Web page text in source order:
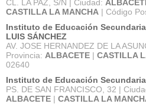
CL. LA PAZ, S/N | Ciudad:
CASTILLA LA MANCHA | Código
Instituto de Educación Secundaria
LUIS SÁNCHEZ
AV. JOSE HERNANDEZ DE LA
Provincia: ALBACETE | CASTILLA
02640
Instituto de Educación Secundaria
PS. DE SAN FRANCISCO, 32 |
ALBACETE | CASTILLA LA